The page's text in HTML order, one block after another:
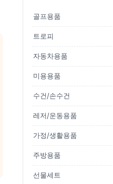
골프용품
트로피
자동차용품
미용용품
수건/손수건
레저/운동용품
가정/생활용품
주방용품
선물세트